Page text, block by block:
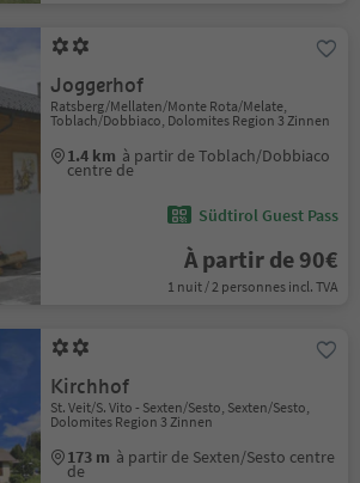
Joggerhof
Ratsberg/Mellaten/Monte Rota/Melate,
Toblach/Dobbiaco, Dolomites Region 3 Zinnen
1.4 km à partir de Toblach/Dobbiaco
centre de
Südtirol Guest Pass
À partir de 90€
1 nuit / 2 personnes incl. TVA
Kirchhof
St. Veit/S. Vito - Sexten/Sesto, Sexten/Sesto,
Dolomites Region 3 Zinnen
173 m à partir de Sexten/Sesto centre
de